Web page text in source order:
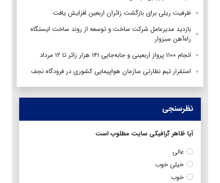
ظرفیت ریلی برای بازگشت زائران اربعین افزایش یافت
بازدید مدیرعامل شرکت ساخت و توسعه از روند ساخت ایستگاه
راه‌آهن سبزوار
انجام ۱۱۰۰ پرواز اربعینی و جابه‌جایی ۱۴۱ هزار زائر تا ۱۲ مرداد
استقرار تیم‌ نظارتی سازمان هواپیمایی کشوری در فرودگاه نجف
نظرسنجی
آیا ظاهر گرافیکی سایت مطلوب است
عالی
خیلی خوب
خوب